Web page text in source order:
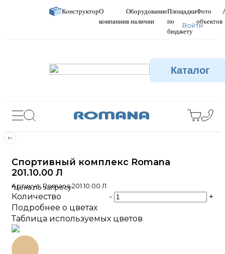
КонструкторО
компании
Оборудование
в наличии
Площадки
по
бюджету
Фото
объектов
Войти
Каталог
Спортивный комплекс Romana
201.10.00 Л
Артикул: Romana 201.10.00 Л
*Цена по запросу
Количество -
+
Подробнее о цветах
Таблица используемых цветов